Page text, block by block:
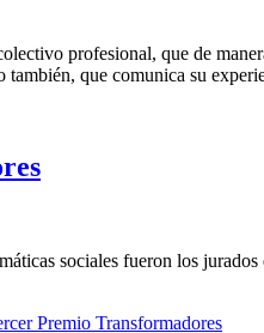
profesional, que de
que comunica su
sociales fueron los